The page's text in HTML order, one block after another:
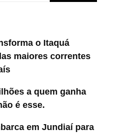
o Itaquá
maiores correntes
a quem ganha
é esse.
em Jundiaí para